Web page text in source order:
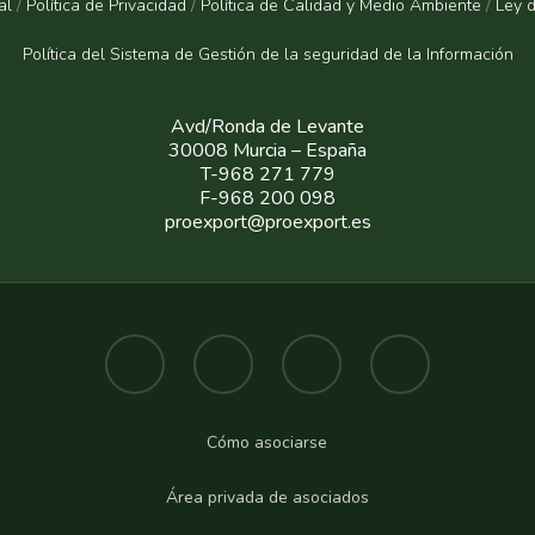
/ Política de Privacidad / Política de Calidad y Medio Ambiente / Ley
Política del Sistema de Gestión de la seguridad de la Información
Avd/Ronda de Levante
30008 Murcia – España
T-968 271 779
F-968 200 098
proexport@proexport.es
Cómo asociarse
Área privada de asociados